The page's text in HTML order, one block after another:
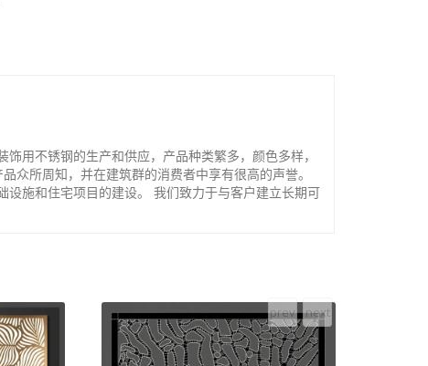
用不锈钢的生产和供应，产品种类繁多，颜色多样，
众所周知，并在建筑群的消费者中享有很高的声誉。
施和住宅项目的建设。 我们致力于与客户建立长期可
prev next